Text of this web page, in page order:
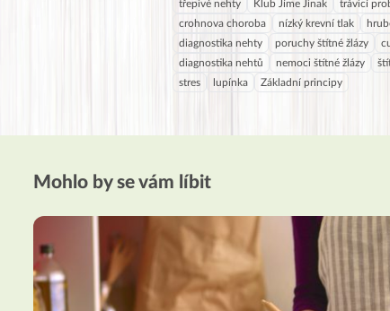
třepivé nehty
Klub Jíme Jinak trávicí
crohnova choroba
nízký krevní tlak
diagnostika nehty
poruchy štítné žlázy
diagnostika nehtů
nemoci štítné žlázy
stres
lupínka Základní principy
Mohlo by se vám líbit